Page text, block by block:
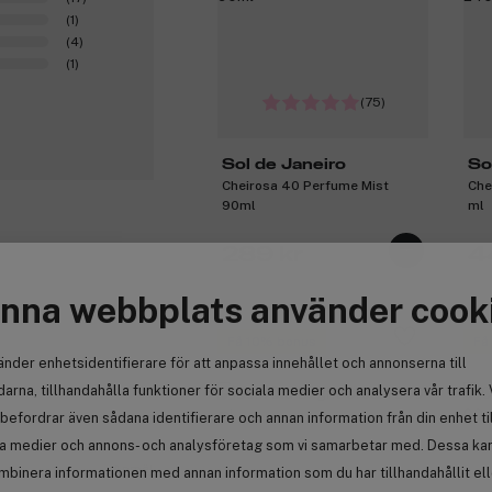
webbplats använder
enhetsidentifierare för att anpassa innehållet och annonserna till
tillhandahålla funktioner för sociala medier och analysera vår trafik.
även sådana identifierare och annan information från din enhet
medier och annons- och analysföretag som vi samarbetar med. Dessa
informationen med annan information som du har tillhandahållit
(75)
Sol de Janeiro
Cheirosa 40 Perfume Mist
90ml
ml
(1)
(4)
(1)
1
Anmäl